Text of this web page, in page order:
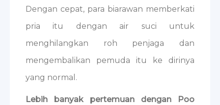
Dengan cepat, para biarawan memberkati
pria itu dengan air suci untuk
menghilangkan roh penjaga dan
mengembalikan pemuda itu ke dirinya
yang normal.
Lebih banyak pertemuan dengan Poo